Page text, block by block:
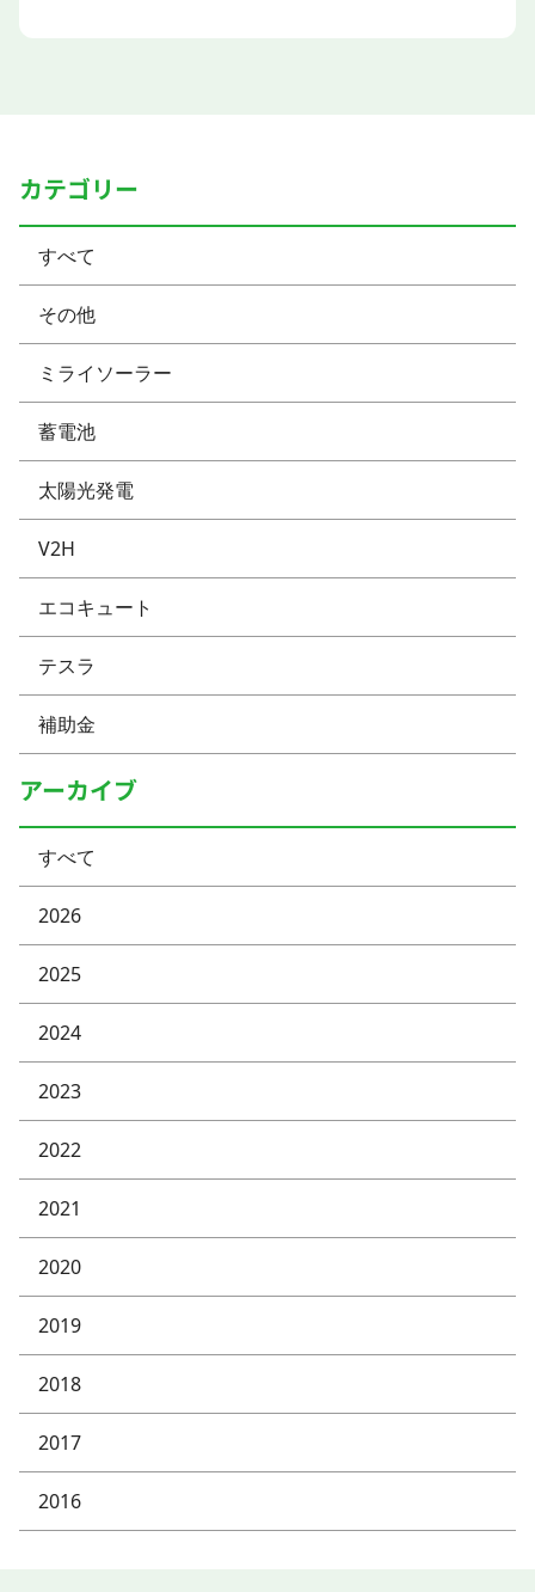
カテゴリー
すべて
その他
ミライソーラー
蓄電池
太陽光発電
V2H
エコキュート
テスラ
補助金
アーカイブ
すべて
2026
2025
2024
2023
2022
2021
2020
2019
2018
2017
2016